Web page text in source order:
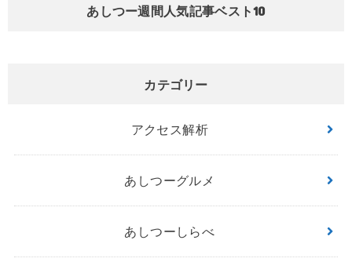
あしつー週間人気記事ベスト10
カテゴリー
アクセス解析
あしつーグルメ
あしつーしらべ